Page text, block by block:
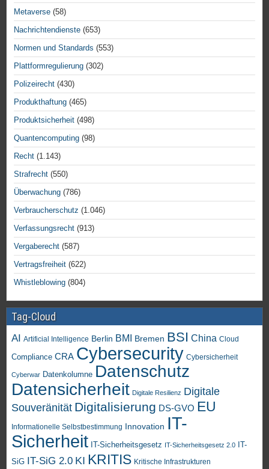
Metaverse (58)
Nachrichtendienste (653)
Normen und Standards (553)
Plattformregulierung (302)
Polizeirecht (430)
Produkthaftung (465)
Produktsicherheit (498)
Quantencomputing (98)
Recht (1.143)
Strafrecht (550)
Überwachung (786)
Verbraucherschutz (1.046)
Verfassungsrecht (913)
Vergaberecht (587)
Vertragsfreiheit (622)
Whistleblowing (804)
Tag-Cloud
AI Artificial Intelligence Berlin BMI Bremen BSI China Cloud
Compliance CRA Cybersecurity Cybersicherheit
Cyberwar Datenkolumne Datenschutz
Datensicherheit Digitale Resilienz Digitale
Souveränität Digitalisierung DS-GVO EU
Informationelle Selbstbestimmung Innovation IT-
Sicherheit IT-Sicherheitsgesetz IT-Sicherheitsgesetz 2.0
IT-
SiG IT-SiG 2.0 KI KRITIS Kritische Infrastrukturen